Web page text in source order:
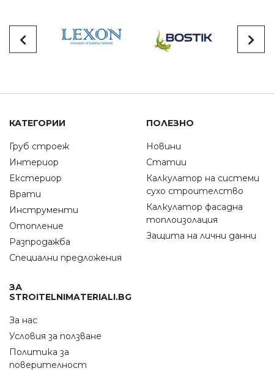
КАТЕГОРИИ
Груб строеж
Интериор
Екстериор
Врати
Инструменти
Отопление
Разпродажба
Специални предложения
ПОЛЕЗНО
Новини
Статии
Калкулатор на системи
сухо строителство
Калкулатор фасадна
топлоизолация
Защита на лични данни
ЗА
STROITELNIMATERIALI.BG
За нас
Условия за ползване
Политика за
поверителност